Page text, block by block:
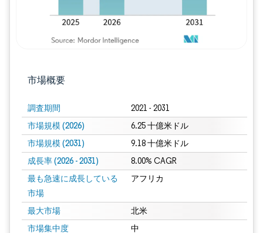
市場概要
調査期間 2021 - 2031
市場規模 (2026) 6.25 十億米ドル
市場規模 (2031) 9.18 十億米ドル
成長率 (2026 - 2031) 8.00% CAGR
最も急速に成長している
市場
アフリカ
最大市場 北米
市場集中度 中